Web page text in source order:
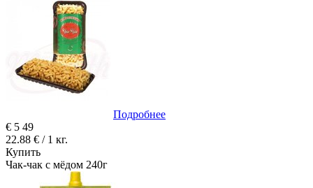
Подробнее
€ 5 49
22.88 € / 1 кг.
Купить
Чак-чак с мёдом 240г